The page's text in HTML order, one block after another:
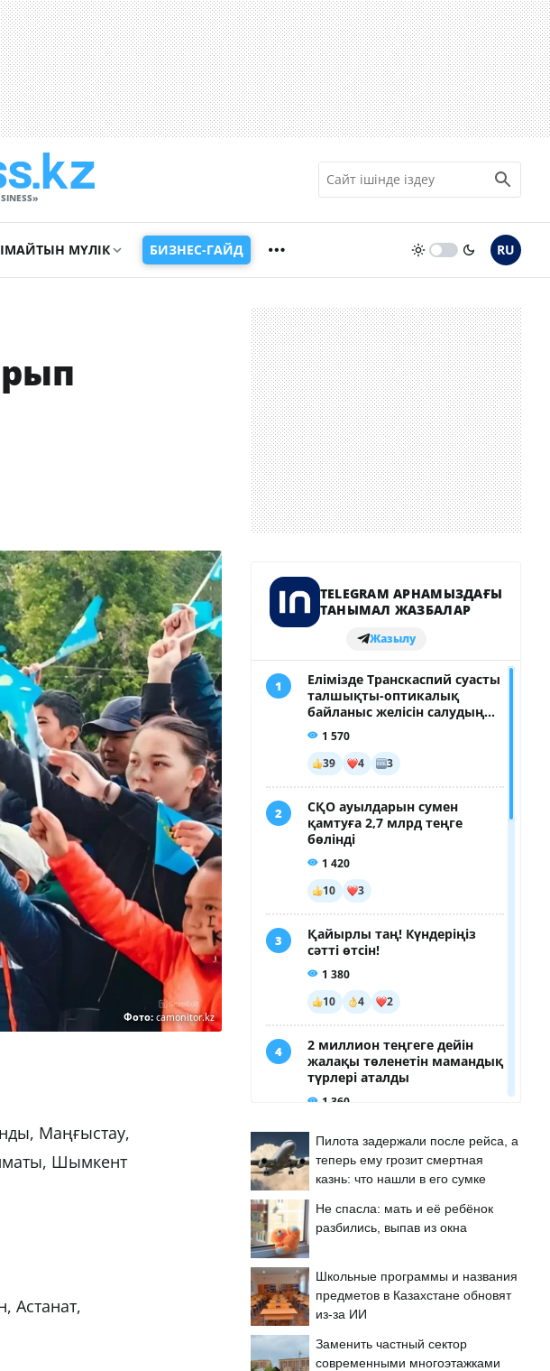
МҮЛІК БИЗНЕС-ГАЙД RU
Фото:camonitor.kz
Маңғыстау,
Шымкент
Астанат,
Пилота задержали после рейса, а
теперь ему грозит смертная
казнь: что нашли в его сумке
Не спасла: мать и её ребёнок
разбились, выпав из окна
Школьные программы и названия
предметов в Казахстане обновят
из-за ИИ
Заменить частный сектор
современными многоэтажками